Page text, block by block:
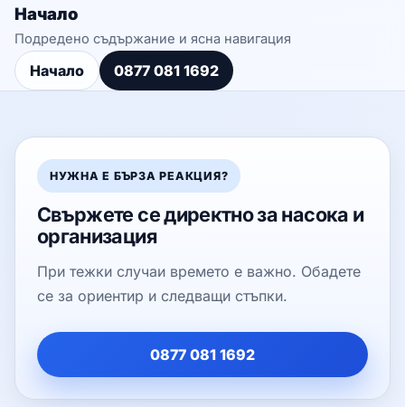
Начало
Подредено съдържание и ясна навигация
Начало 0877 081 1692
НУЖНА Е БЪРЗА РЕАКЦИЯ?
Свържете се директно за насока и
организация
При тежки случаи времето е важно. Обадете
се за ориентир и следващи стъпки.
0877 081 1692